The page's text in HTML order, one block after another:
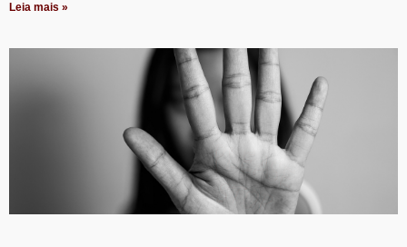
Leia mais »